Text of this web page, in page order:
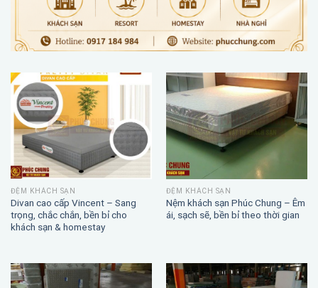
ĐỆM KHÁCH SẠN
Divan cao cấp Vincent – Sang
trọng, chắc chắn, bền bỉ cho
khách sạn & homestay
ĐỆM KHÁCH SẠN
Nệm khách sạn Phúc Chung – Êm
ái, sạch sẽ, bền bỉ theo thời gian